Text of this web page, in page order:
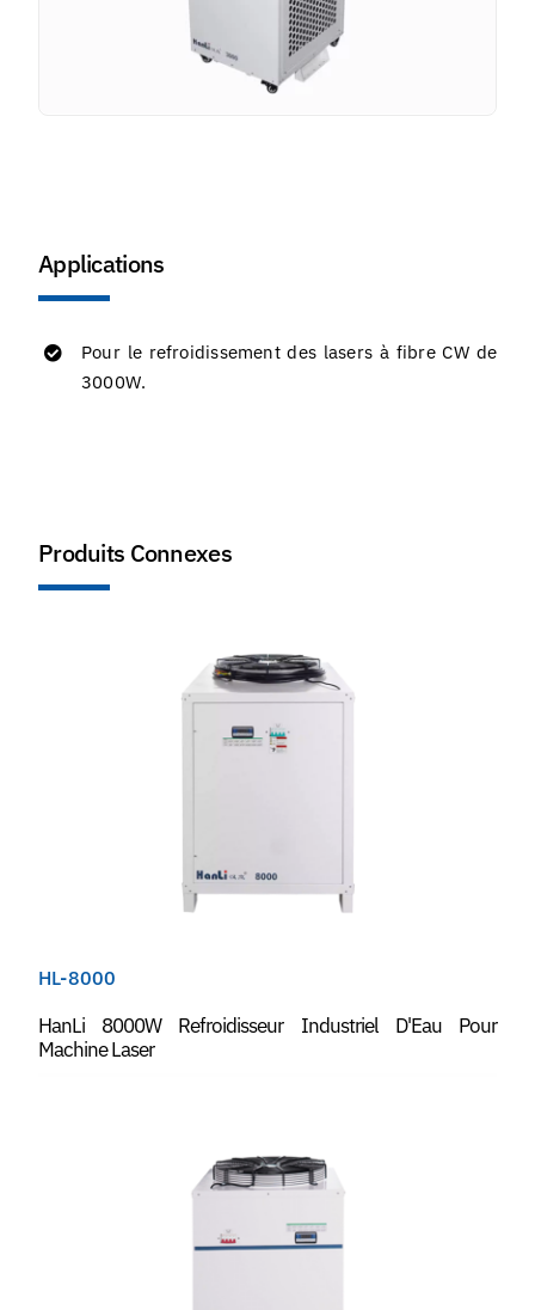
Applications
Pour le refroidissement des lasers à fibre CW de
3000W.
Produits Connexes
HL-8000
HanLi 8000W Refroidisseur Industriel D'Eau Pour
Machine Laser